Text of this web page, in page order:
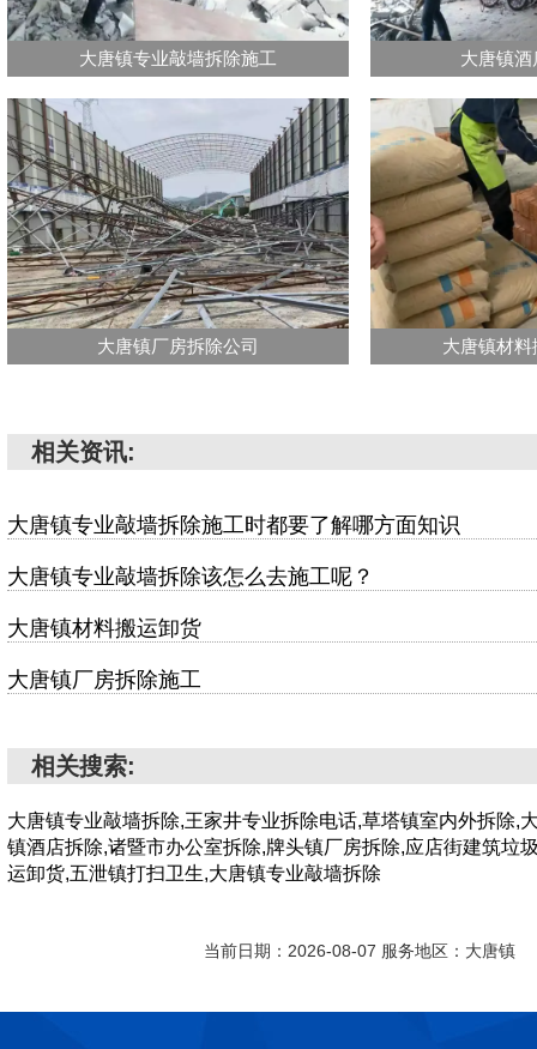
大唐镇专业敲墙拆除施工 大唐镇
大唐镇厂房拆除公司 大唐镇材
相关资讯:
大唐镇专业敲墙拆除施工时都要了解哪方面知识
大唐镇专业敲墙拆除该怎么去施工呢？
大唐镇材料搬运卸货
大唐镇厂房拆除施工
相关搜索:
大唐镇专业敲墙拆除,王家井专业拆除电话,草塔镇室内外拆除,
镇酒店拆除,诸暨市办公室拆除,牌头镇厂房拆除,应店街建筑垃
运卸货,五泄镇打扫卫生,大唐镇专业敲墙拆除
当前日期：2026-08-07 服务地区：大唐镇